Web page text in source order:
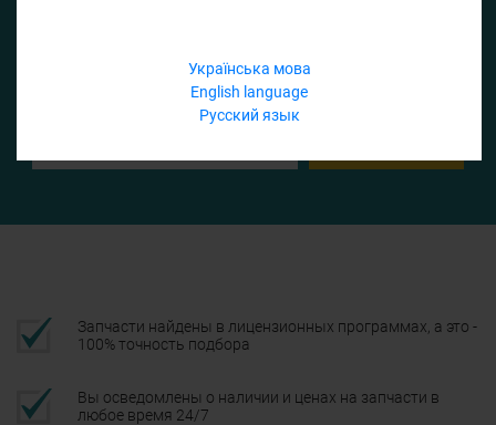
Українська мова
English language
Русский язык
Запчасти найдены в лицензионных программах, а это -
100% точность подбора
Вы осведомлены о наличии и ценах на запчасти в
любое время 24/7